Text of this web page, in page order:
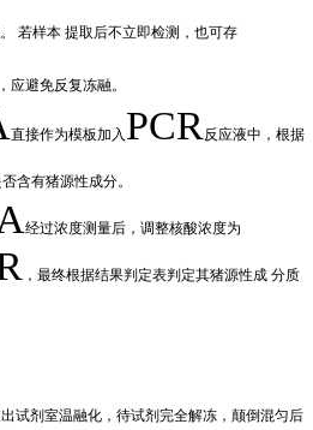
若样本 提取后不立即检测，也可存
应避免反复冻融。
直接作为模板加入 PCR反应液中，根据
含有猪源性成分。
经过浓度测量后，调整核酸浓度为
，最终根据结果判定表判定其猪源性成 分质
试剂室温融化，待试剂完全解冻，颠倒混匀后